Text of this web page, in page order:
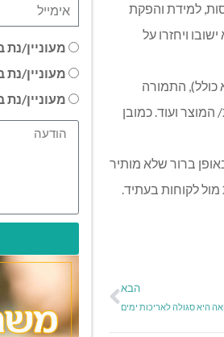
למידת והפקת
ויחזרו על
כולל), התמורה
ועוד. כמובן
ברור שלא מותיר
לקוחות בעתיד.
הבא
היא סגולה לאריכות ימים
מעוניין/
מעוניין/
מעוניין/